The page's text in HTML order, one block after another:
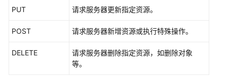
除
视
帮
PUT 请求服务器更新指定资源。
POST 请求服务器新增资源或执行特殊操作。
DELETE
请求服务器删除指定资源，如删除对象
等。